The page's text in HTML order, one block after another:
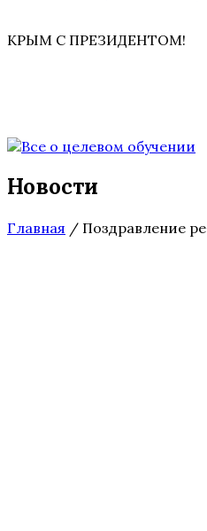
КРЫМ С ПРЕЗИДЕНТОМ!
Новости
Главная / Поздравление